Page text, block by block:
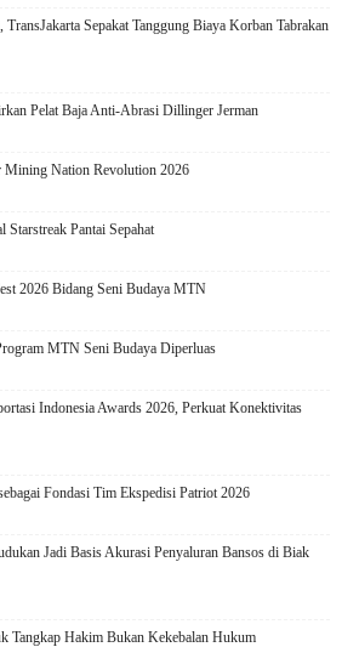
Sepakat Tanggung Biaya Korban Tabrakan
Pelat Baja Anti-Abrasi Dillinger Jerman
Nation Revolution 2026
Pantai Sepahat
2026 Bidang Seni Budaya MTN
MTN Seni Budaya Diperluas
Indonesia Awards 2026, Perkuat Konektivitas
Fondasi Tim Ekspedisi Patriot 2026
Jadi Basis Akurasi Penyaluran Bansos di Biak
Hakim Bukan Kekebalan Hukum